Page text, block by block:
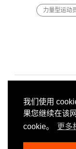
我们使用
果您继续在该
cookie。
更多
力量型运动